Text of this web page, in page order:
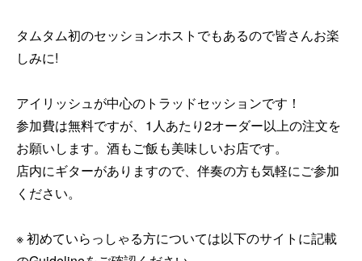
タムタム初のセッションホストでもあるので皆さんお楽
しみに!
アイリッシュが中心のトラッドセッションです！
参加費は無料ですが、1人あたり2オーダー以上の注文を
お願いします。酒もご飯も美味しいお店です。
店内にギターがありますので、伴奏の方も気軽にご参加
ください。
※ 初めていらっしゃる方については以下のサイトに記載